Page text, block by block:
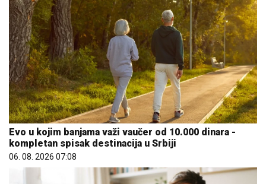
Evo u kojim banjama važi vaučer od 10.000 dinara -
kompletan spisak destinacija u Srbiji
06. 08. 2026 07:08